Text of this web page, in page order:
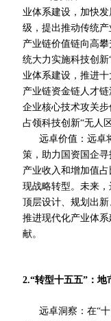
业体系建设，加快
级，提出推动传统
产业链价值链向高
统大力实施科技创新
业体系建设，推进
产业链资金链人才
企业核心技术攻关步
占领科技创新“无人
远卓价值：远卓
策，助力国资国企
产业收入和增加值
现战略转型。未来
顶层设计、规划出
推进现代化产业体
献。
2.“转型十五五”：地
远卓洞察：在“